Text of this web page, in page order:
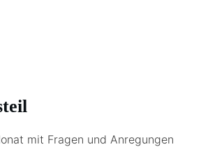
mit Fragen und Anregungen